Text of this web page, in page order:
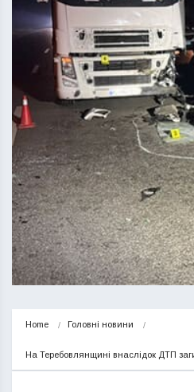
Home Головні новини
На Теребовлянщині внаслідок ДТП